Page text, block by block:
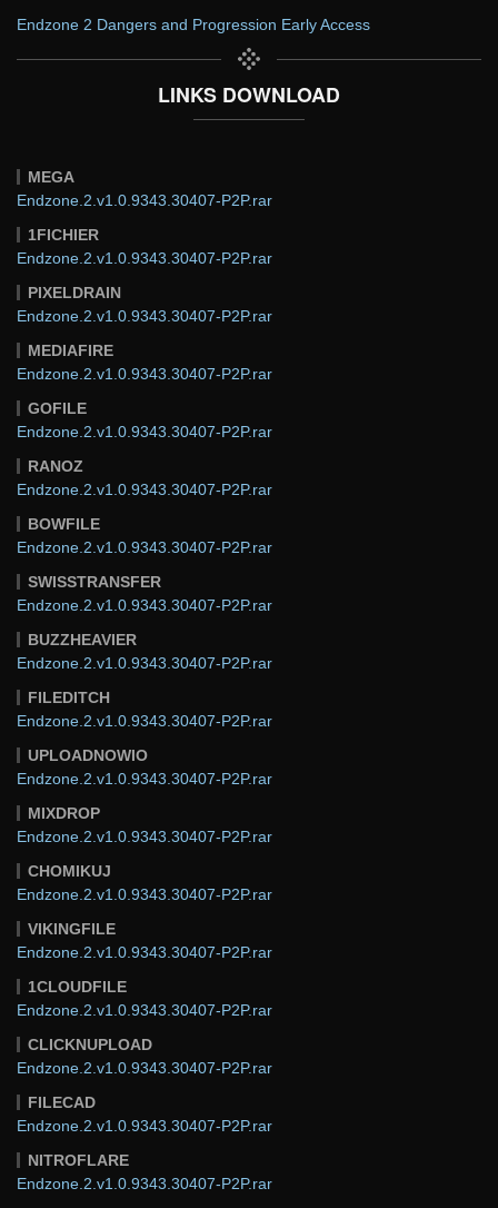
Endzone 2 Dangers and Progression Early Access
LINKS DOWNLOAD
MEGA
Endzone.2.v1.0.9343.30407-P2P.rar
1FICHIER
Endzone.2.v1.0.9343.30407-P2P.rar
PIXELDRAIN
Endzone.2.v1.0.9343.30407-P2P.rar
MEDIAFIRE
Endzone.2.v1.0.9343.30407-P2P.rar
GOFILE
Endzone.2.v1.0.9343.30407-P2P.rar
RANOZ
Endzone.2.v1.0.9343.30407-P2P.rar
BOWFILE
Endzone.2.v1.0.9343.30407-P2P.rar
SWISSTRANSFER
Endzone.2.v1.0.9343.30407-P2P.rar
BUZZHEAVIER
Endzone.2.v1.0.9343.30407-P2P.rar
FILEDITCH
Endzone.2.v1.0.9343.30407-P2P.rar
UPLOADNOWIO
Endzone.2.v1.0.9343.30407-P2P.rar
MIXDROP
Endzone.2.v1.0.9343.30407-P2P.rar
CHOMIKUJ
Endzone.2.v1.0.9343.30407-P2P.rar
VIKINGFILE
Endzone.2.v1.0.9343.30407-P2P.rar
1CLOUDFILE
Endzone.2.v1.0.9343.30407-P2P.rar
CLICKNUPLOAD
Endzone.2.v1.0.9343.30407-P2P.rar
FILECAD
Endzone.2.v1.0.9343.30407-P2P.rar
NITROFLARE
Endzone.2.v1.0.9343.30407-P2P.rar